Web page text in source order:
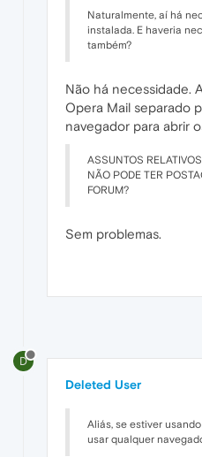
Naturalmente, aí há
instalada. E haveria
também?
Não há necessidade.
Opera Mail separado
navegador para abrir
ASSUNTOS
NÃO PODE TER
FORUM?
Sem problemas.
D
Deleted User
Aliás, se estiver
usar qualquer